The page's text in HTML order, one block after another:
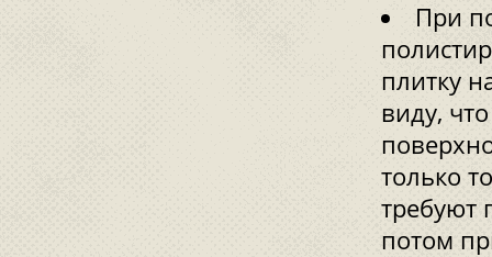
При
плитку
виду,
только
требуют
потом